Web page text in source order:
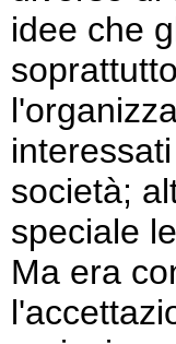
idee che
società;
speciale
Ma era